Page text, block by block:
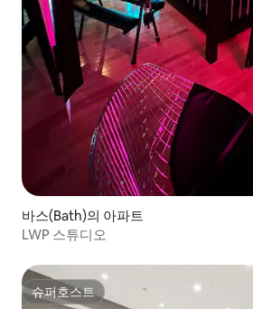
바스(Bath)의 아파트
LWP 스튜디오
슈퍼호스트
슈퍼호스트